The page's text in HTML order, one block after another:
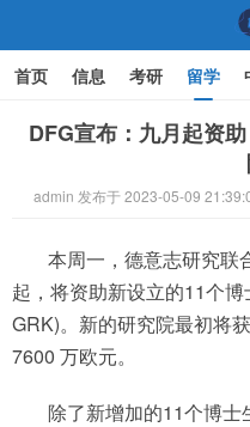
机
首页 信息 考研 留学
文化 家庭教育
DFG宣布：九月起资
admin 发布于 2023-05-09
本周一，德意志研究联
起，将资助新设立的11个
GRK)。新的研究院最初将
7600 万欧元。
除了新增加的11个博